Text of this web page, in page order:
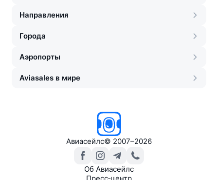
Направления
Города
Аэропорты
Aviasales в мире
Авиасейлс© 2007–2026
Об Авиасейлс